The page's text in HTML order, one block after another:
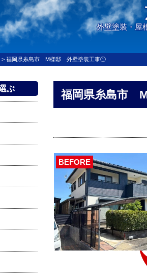
外壁塗装・屋
> 福岡県糸島市 M様邸 外壁塗装工事①
福岡県糸島市
BEFORE
ぶ